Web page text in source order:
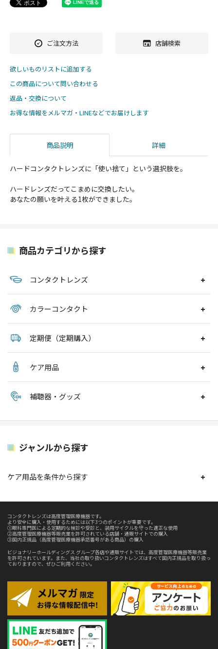
ご注文方法 店舗検索
欲しいものリストに追加する
この商品について問い合わせる
返品・交換について
お得な情報をメルマガ・LINEなどでお届けします
商品説明 詳細
ハードコンタクトレンズに「使い捨て」という選択肢を。
ハードレンズだってこまめに交換したい。
あなたの願いを叶える1枚ができました。
商品カテゴリから探す
コンタクトレンズ
カラーコンタクト
定期便（定期購入）
ケア用品
補聴器・グッズ
ジャンルから探す
ケア用品を条件から探す
コンタクトレンズは高度管理医療機器です。
より安全に購入・使用するためには以下3つのポイントが重要です。
①眼科専門医による定期的な検診や受診と、装用サイクルを守った適正な使用
②高度管理医療機器等販売業を許可されている店舗・通販サイトでの購入
③国内正規品（高度管理医療機器承認番号がある商品）の購入
ビジョナリーホールディングス グループ各店や通販サイトでは、高度管理医療機器等販売業
を許可されています。また、当社の取り扱いコンタクトレンズはすべて国内正規品を取り扱っ
ておりますので、ぜひご利用ください。